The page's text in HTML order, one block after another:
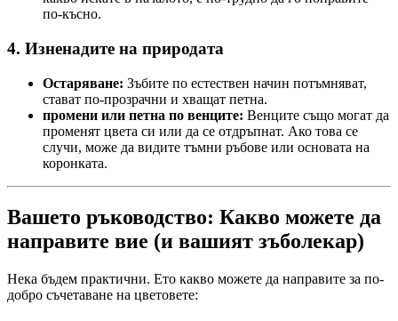
по-късно.
4. Изненадите на природата
Остаряване: Зъбите по естествен начин потъмняват,
стават по-прозрачни и хващат петна.
промени или петна по венците: Венците също могат да
променят цвета си или да се отдръпнат. Ако това се
случи, може да видите тъмни ръбове или основата на
коронката.
Вашето ръководство: Какво можете да
направите вие (и вашият зъболекар)
Нека бъдем практични. Ето какво можете да направите за по-
добро съчетаване на цветовете: